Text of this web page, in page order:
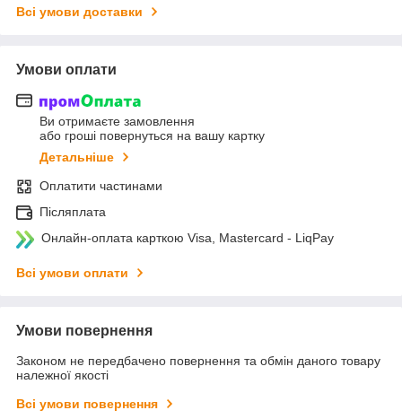
Всі умови доставки
Умови оплати
Ви отримаєте замовлення
або гроші повернуться на вашу картку
Детальніше
Оплатити частинами
Післяплата
Онлайн-оплата карткою Visa, Mastercard - LiqPay
Всі умови оплати
Умови повернення
Законом не передбачено повернення та обмін даного товару
належної якості
Всі умови повернення